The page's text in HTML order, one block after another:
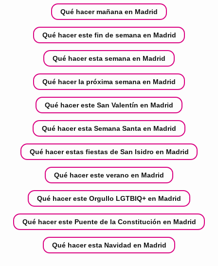
Qué hacer mañana en Madrid
Qué hacer este fin de semana en Madrid
Qué hacer esta semana en Madrid
Qué hacer la próxima semana en Madrid
Qué hacer este San Valentín en Madrid
Qué hacer esta Semana Santa en Madrid
Qué hacer estas fiestas de San Isidro en Madrid
Qué hacer este verano en Madrid
Qué hacer este Orgullo LGTBIQ+ en Madrid
Qué hacer este Puente de la Constitución en Madrid
Qué hacer esta Navidad en Madrid